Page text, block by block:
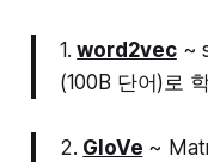
1.word2vec~
(100B 단어)로
2. GloVe ~